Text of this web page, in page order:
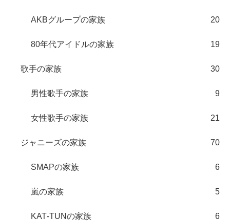
AKBグループの家族 20
80年代アイドルの家族 19
歌手の家族 30
男性歌手の家族 9
女性歌手の家族 21
ジャニーズの家族 70
SMAPの家族 6
嵐の家族 5
KAT‐TUNの家族 6